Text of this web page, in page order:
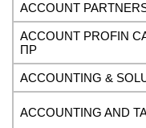
ACCOUNT
ACCOUNT
ПР
ACCOUNTING &
ACCOUNTING AND